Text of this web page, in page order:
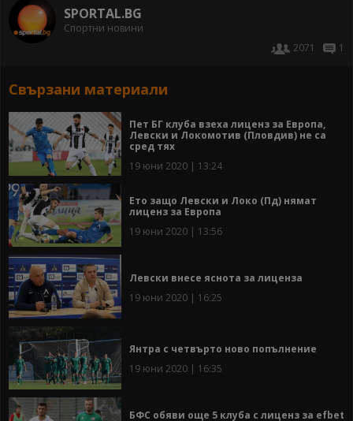
SPORTAL.BG
Спортни новини
2071
1
Свързани материали
Пет БГ клуба взеха лиценз за Европа,
Левски и Локомотив (Пловдив) не са
сред тях
19 юни 2020 | 13:24
Ето защо Левски и Локо (Пд) нямат
лиценз за Европа
19 юни 2020 | 13:56
Левски внесе яснота за лиценза
19 юни 2020 | 16:25
Янтра с четвърто ново попълнение
19 юни 2020 | 16:35
БФС обяви още 5 клуба с лиценз за efbet